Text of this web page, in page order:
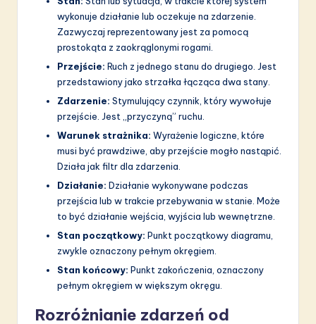
wykonuje działanie lub oczekuje na zdarzenie.
Zazwyczaj reprezentowany jest za pomocą
prostokąta z zaokrąglonymi rogami.
Przejście: Ruch z jednego stanu do drugiego. Jest
przedstawiony jako strzałka łącząca dwa stany.
Zdarzenie: Stymulujący czynnik, który wywołuje
przejście. Jest „przyczyną” ruchu.
Warunek strażnika: Wyrażenie logiczne, które
musi być prawdziwe, aby przejście mogło nastąpić.
Działa jak filtr dla zdarzenia.
Działanie: Działanie wykonywane podczas
przejścia lub w trakcie przebywania w stanie. Może
to być działanie wejścia, wyjścia lub wewnętrzne.
Stan początkowy: Punkt początkowy diagramu,
zwykle oznaczony pełnym okręgiem.
Stan końcowy: Punkt zakończenia, oznaczony
pełnym okręgiem w większym okręgu.
Rozróżnianie zdarzeń od